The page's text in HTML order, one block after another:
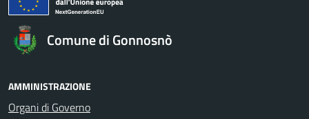
Comune di Gonnosnò
AMMINISTRAZIONE
Organi di Governo